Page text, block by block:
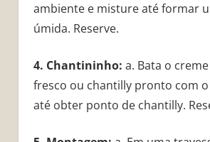
ambiente e misture até formar
úmida. Reserve.
4. Chantininho: a. Bata o
fresco ou chantilly pronto com
até obter ponto de chantilly.